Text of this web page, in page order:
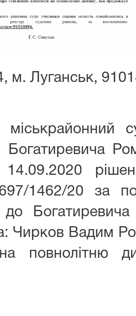
4, м. Луганськ,
міськрайонний
Богатиревича
14.09.2020
1462/20 за
до
Чирков Вадим
на повнолітню